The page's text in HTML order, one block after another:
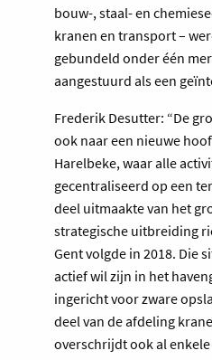
bouw-, staal- en
kranen en transport –
gebundeld onder één
aangestuurd als een
Frederik Desutter: “De
ook naar een nieuwe
Harelbeke, waar alle
gecentraliseerd op een
deel uitmaakte van het
strategische uitbreiding
Gent volgde in 2018. Die
actief wil zijn in het
ingericht voor zware
deel van de afdeling
overschrijdt ook al